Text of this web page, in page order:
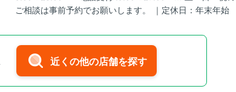
ご相談は事前予約でお願いします。 ｜定休日：年末年始
近くの他の店舗を探す